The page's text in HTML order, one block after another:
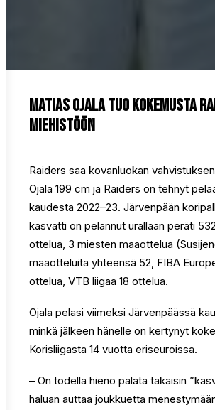
Matias Ojala tuo kokemusta
miehistöön
Raiders saa kovanluokan
Ojala 199 cm ja Raiders on tehnyt
kaudesta 2022–23. Järvenpään
kasvatti on pelannut urallaan peräti
ottelua, 3 miesten maaottelua
maaotteluita yhteensä 52, FIBA
ottelua, VTB liigaa 18 ottelua.
Ojala pelasi viimeksi Järvenpäässä
minkä jälkeen hänelle on kertynyt
Korisliigasta 14 vuotta eriseuroissa.
– On todella hieno palata takaisin
haluan auttaa joukkuetta